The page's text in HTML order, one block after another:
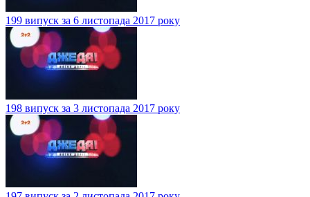
199 випуск за 6 листопада 2017 року
198 випуск за 3 листопада 2017 року